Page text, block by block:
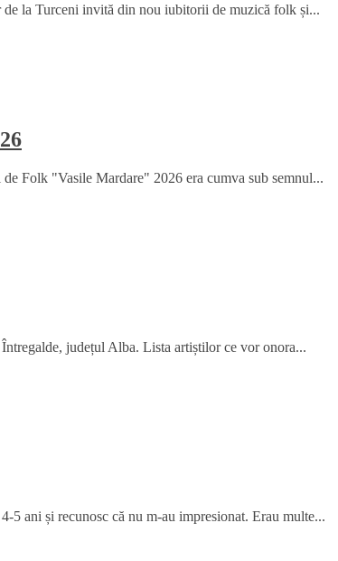
la Turceni invită din nou iubitorii de muzică folk și...
Folk "Vasile Mardare" 2026 era cumva sub semnul...
județul Alba. Lista artiștilor ce vor onora...
5 ani și recunosc că nu m-au impresionat. Erau multe...